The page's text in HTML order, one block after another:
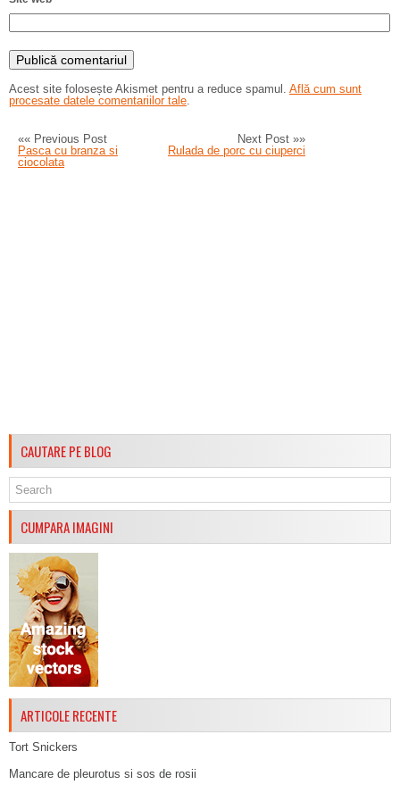
Acest site folosește Akismet pentru a reduce spamul. Află cum sunt
procesate datele comentariilor tale.
«« Previous Post
Pasca cu branza si
ciocolata
Next Post »»
Rulada de porc cu ciuperci
CAUTARE PE BLOG
CUMPARA IMAGINI
ARTICOLE RECENTE
Tort Snickers
Mancare de pleurotus si sos de rosii